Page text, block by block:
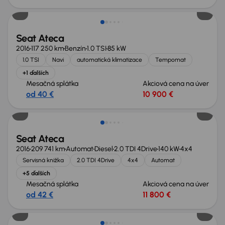
Seat Ateca
2016117 250 kmBenzín1.0 TSI85 kW
1.0 TSI Navi automatická klimatizace
Tempomat
+1 ďalších
Mesačná splátka
od 40 €
Akciová cena na úver
10 900 €
Seat Ateca
2016209 741 kmAutomatDiesel2.0 TDI 4Drive140 kW4x4
Servisná knižka 2.0 TDI 4Drive 4x4
Automat
+5 ďalších
Mesačná splátka
od 42 €
Akciová cena na úver
11 800 €